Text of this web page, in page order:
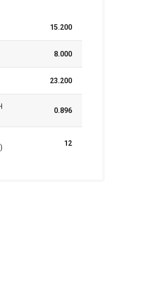
15.200
8.000
23.200
0.896
12